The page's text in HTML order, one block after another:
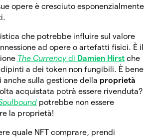
opere è cresciuto esponenzialmente
che potrebbe influire sul valore
ad opere o artefatti fisici. È il
The Currencydi Damien Hirst che
a dei token non fungibili. È bene
anche sulla gestione della proprietà
acquistata potrà essere rivenduta?
potrebbe non essere
la proprietà!
quale NFT comprare, prendi